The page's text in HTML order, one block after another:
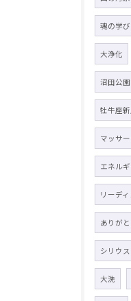
魂の学び
大浄化
沼田公園
牡牛座新
マッサ
エネル
リーデ
ありが
シリウス
大洗